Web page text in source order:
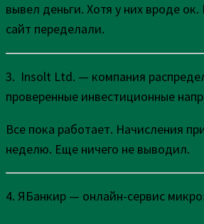
вывел деньги. Хотя у них вроде
сайт переделали.
3. Insolt Ltd. — компания
проверенные инвестиционные
Все пока работает. Начисления
неделю. Еще ничего не выводил.
4. ЯБанкир — онлайн-сервис